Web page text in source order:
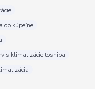
do kúpeľne
klimatizácie toshiba